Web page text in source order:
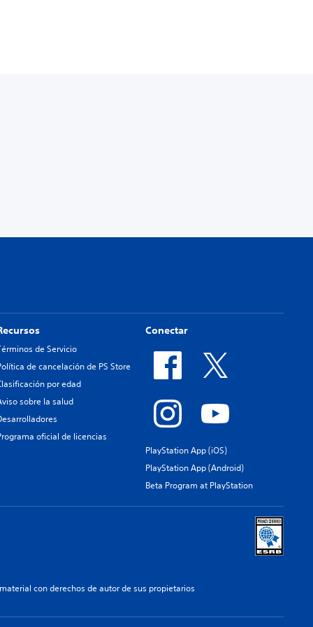
de Servicio
de cancelación de PS Store
por edad
sobre la salud
oficial de licencias
Conectar
PlayStation App (iOS)
PlayStation App (Android)
Beta Program at PlayStation
con derechos de autor de sus propietarios